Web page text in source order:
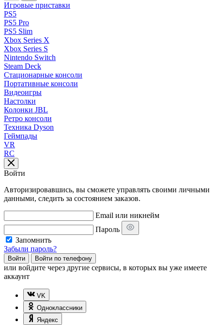
Игровые приставки
PS5
PS5 Pro
PS5 Slim
Xbox Series X
Xbox Series S
Nintendo Switch
Steam Deck
Стационарные консоли
Портативные консоли
Видеоигры
Настолки
Колонки JBL
Ретро консоли
Техника Dyson
Геймпады
VR
RC
Войти
Авторизировавшись, вы сможете управлять своими личными
данными, следить за состоянием заказов.
Email или никнейм
Пароль
Запомнить
Забыли пароль?
Войти Войти по телефону
или войдите через другие сервисы, в которых вы уже имеете
аккаунт
VK
Одноклассники
Яндекс